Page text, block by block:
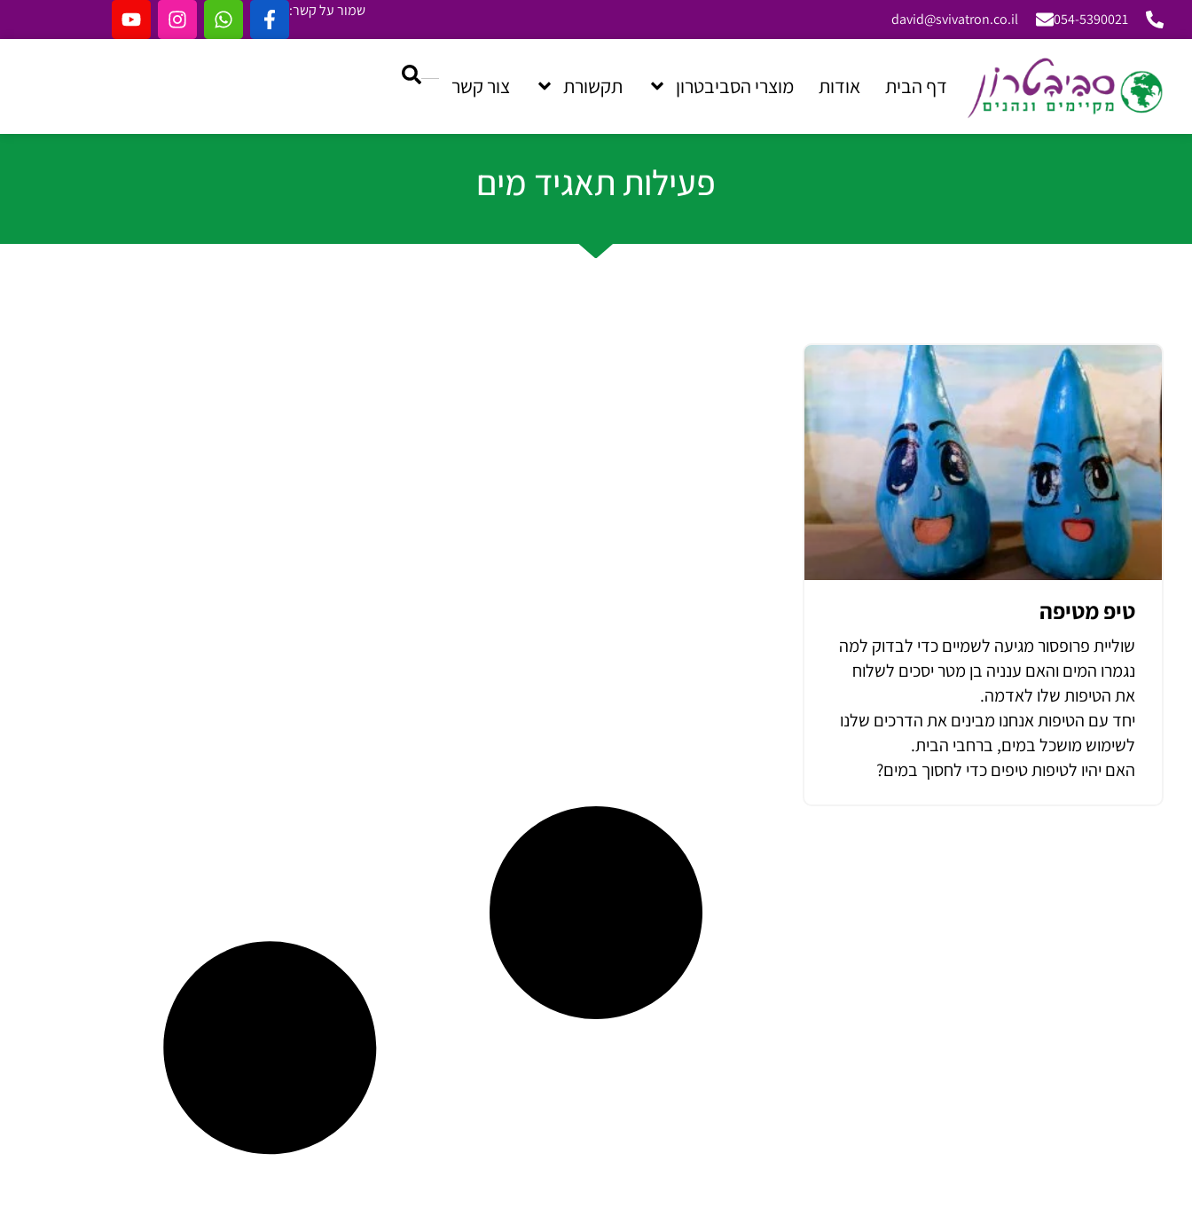
054-5390021
david@svivatron.co.il שמור על קשר:
דף הבית אודות מוצרי הסביבטרון תקשורת צור קשר
פעילות תאגיד מים
טיפ מטיפה
שוליית פרופסור מגיעה לשמיים כדי לבדוק למה
נגמרו המים והאם ענניה בן מטר יסכים לשלוח
את הטיפות שלו לאדמה.
יחד עם הטיפות אנחנו מבינים את הדרכים שלנו
לשימוש מושכל במים, ברחבי הבית.
האם יהיו לטיפות טיפים כדי לחסוך במים?